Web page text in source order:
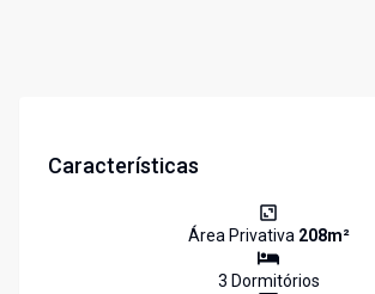
Características
Área Privativa 208m²
3 Dormitórios